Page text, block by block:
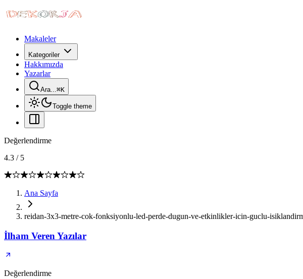
Makaleler
Kategoriler
Hakkımızda
Yazarlar
Ara...⌘K
Toggle theme
Değerlendirme
4.3 / 5
Ana Sayfa
reidan-3x3-metre-cok-fonksiyonlu-led-perde-dugun-ve-etkinlikler-icin-guclu-
İlham Veren Yazılar
Değerlendirme